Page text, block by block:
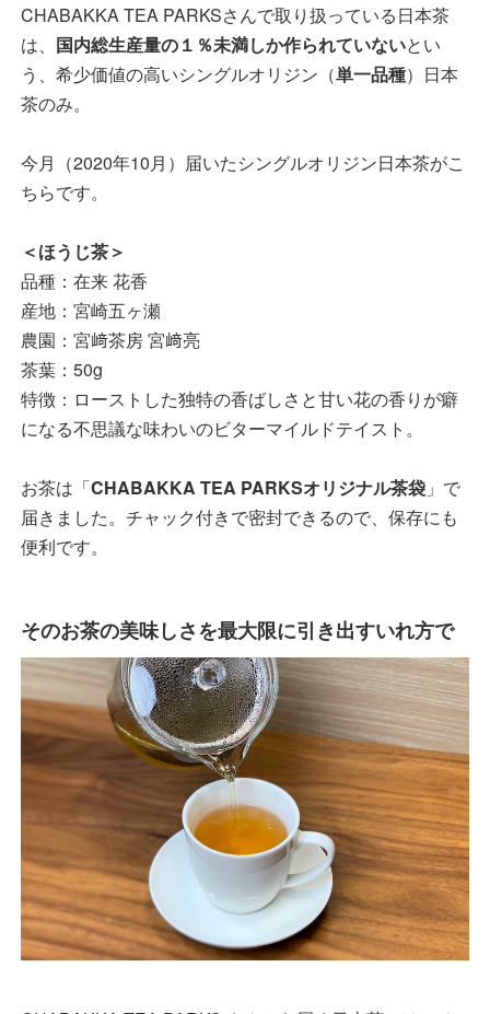
CHABAKKA TEA PARKSさんで取り扱っている日本茶
は、 国内総生産量の１％未満しか作られていないとい
う、希少価値の高いシングルオリジン（単一品種）日本
茶のみ。
今月（2020年10月）届いたシングルオリジン日本茶がこ
ちらです。
＜ほうじ茶＞
品種：在来 花香
産地：宮崎五ヶ瀬
農園：宮﨑茶房 宮﨑亮
茶葉：50g
特徴：ローストした独特の香ばしさと甘い花の香りが癖
になる不思議な味わいのビターマイルドテイスト。
お茶は「CHABAKKA TEA PARKSオリジナル茶袋 」で
届きました。チャック付きで密封できるので、保存にも
便利です。
そのお茶の美味しさを最大限に引き出すいれ方で